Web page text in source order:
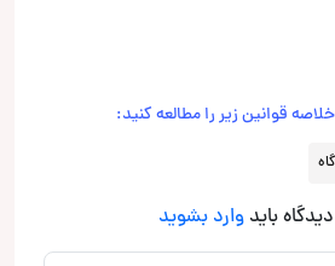
قوانین زیر را مطالعه کنید:
باید وارد بشوید